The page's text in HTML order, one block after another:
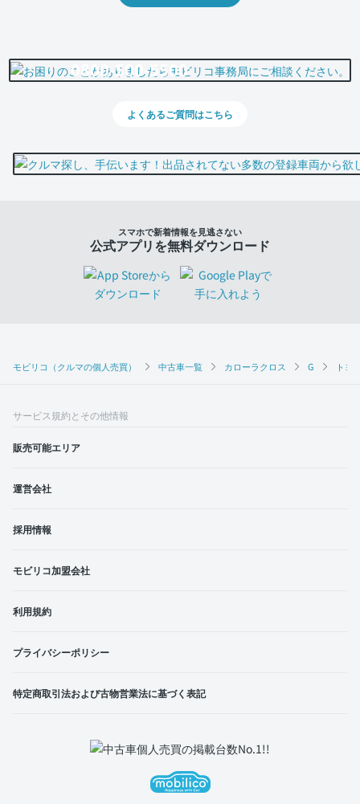
モビリコ（クルマの個人売買） 中古車一覧 カローラクロス G トヨ
0800-500-5500
よくあるご質問はこちら
スマホで新着情報を見逃さない
公式アプリを無料ダウンロード
サービス規約とその他情報
販売可能エリア
運営会社
採用情報
モビリコ加盟会社
利用規約
プライバシーポリシー
特定商取引法および古物営業法に基づく表記